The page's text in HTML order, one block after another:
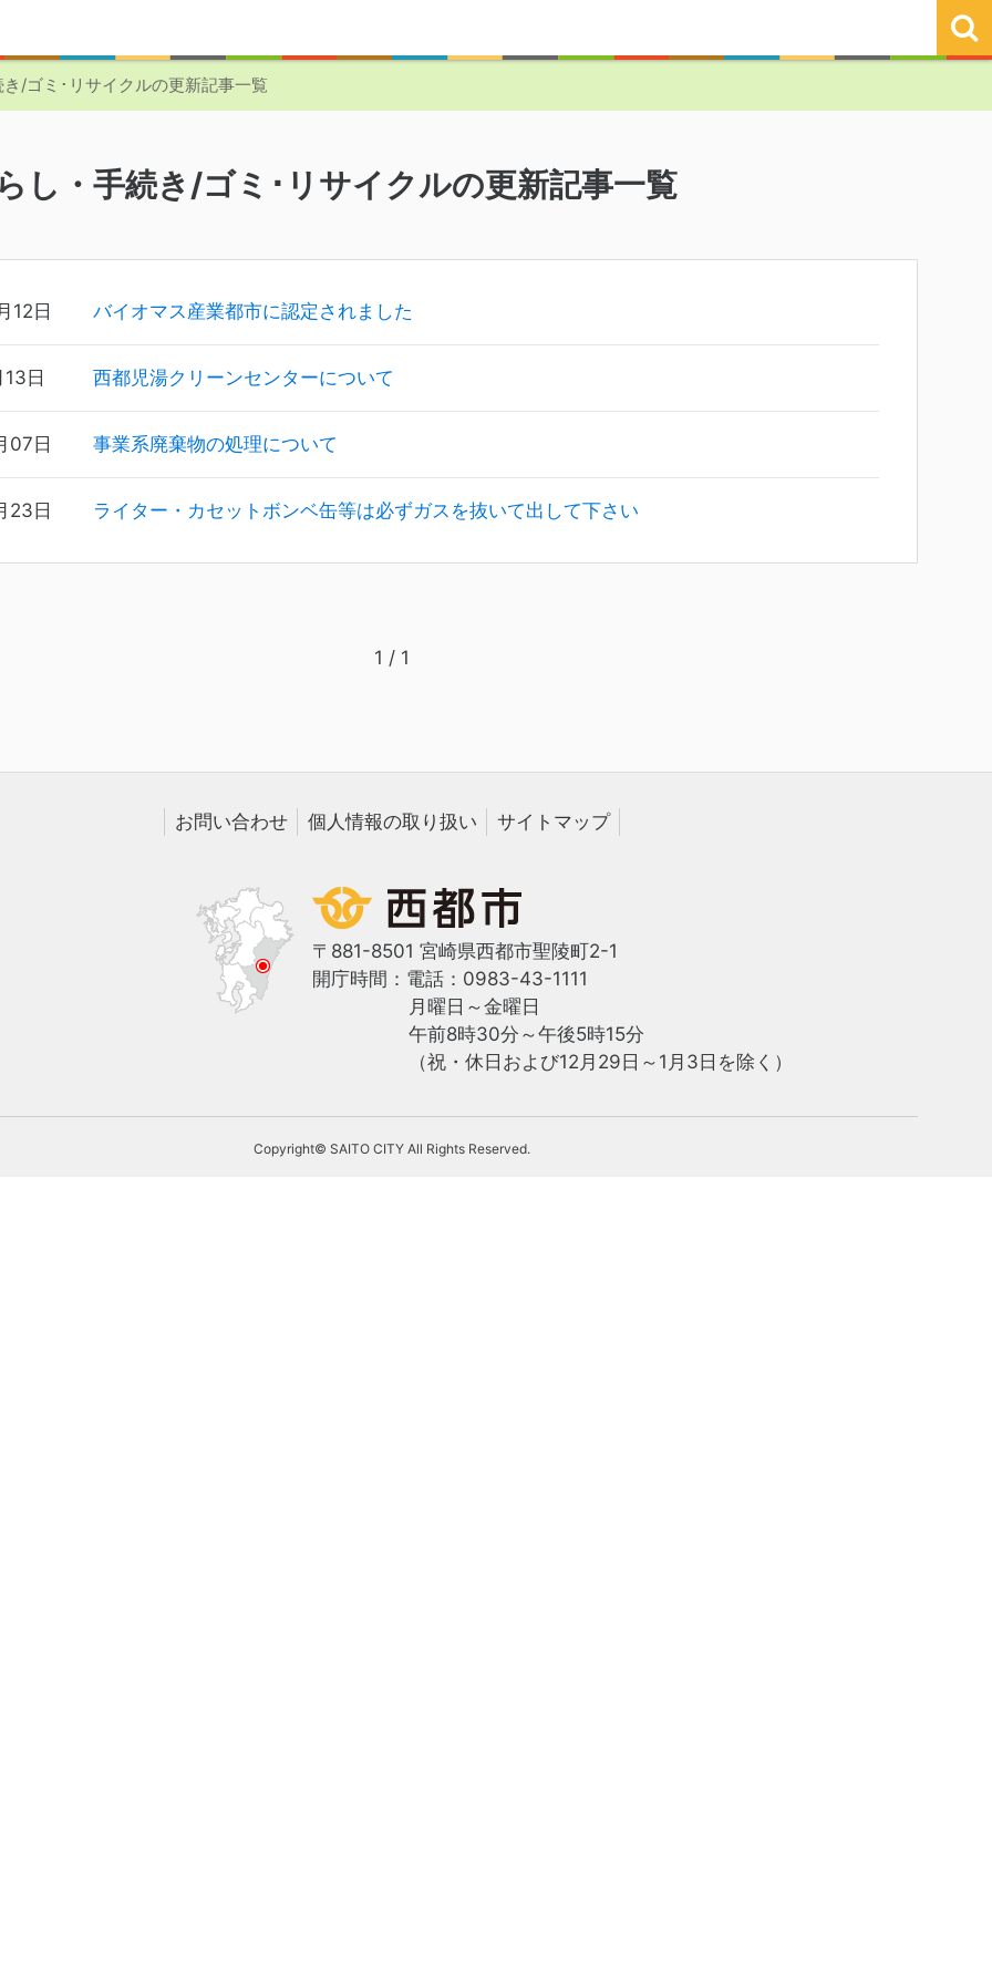
/ゴミ･リサイクルの更新記事一覧
し・手続き/ゴミ･リサイクルの更新記事一覧
12日 バイオマス産業都市に認定されました
日 西都児湯クリーンセンターについて
07日 事業系廃棄物の処理について
23日 ライター・カセットボンベ缶等は必ずガスを抜いて出して下さい
1 / 1
お問い合わせ 個人情報の取り扱い サイトマップ
〒881-8501 宮崎県西都市聖陵町2-1
電話：0983-43-1111
開庁時間：
月曜日～金曜日
午前8時30分～午後5時15分
（祝・休日および12月29日～1月3日を除く）
Copyright© SAITO CITY All Rights Reserved.